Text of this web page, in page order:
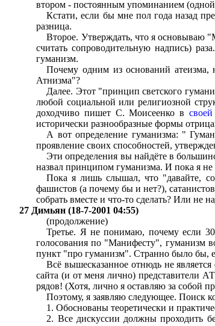
втором - постоянным упоминанием
Кстати, если бы мне пол года назад
разница.
Второе. Утверждать, что я основываю
считать сопроводительную надпись)
гуманизм.
Почему одним из оснований
Атнизма"?
Далее. Этот "принцип светского
любой социальной или религиозной
доходчиво пишет С. Моисеенко в
исторически разнообразные формы
А вот определение гуманизма: "
проявление своих способностей,
Эти определения вы найдёте в
назвал принципом гуманизма. И пока я
Пока я лишь слышал, что "давайте,
фашистов (а почему бы и нет?),
собрать вместе и что-то сделать? Или не
27 Димьян (18-7-2001 04:55)
(продолжение)
Третье. Я не понимаю, почему если
голосования по "Манифесту", гуманизм
пункт "про гуманизм". Странно было бы,
Всё вышесказанное отнюдь не
сайта (и от меня лично) представители
рядов! (Хотя, лично я оставляю за собой
Поэтому, я заявляю следующее. Поиск
1. Обоснованы теоретически и
2. Все дискуссии должны проходить